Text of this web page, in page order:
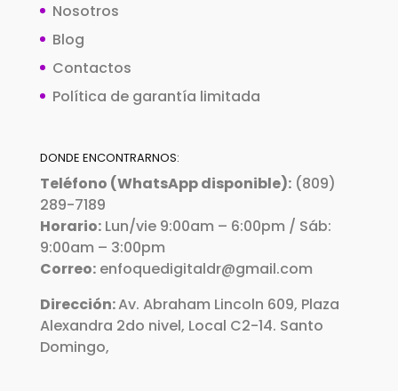
Nosotros
Blog
Contactos
Política de garantía limitada
DONDE ENCONTRARNOS:
Teléfono (WhatsApp disponible):(809)
289-7189
Horario:Lun/vie 9:00am – 6:00pm / Sáb:
9:00am – 3:00pm
Correo:enfoquedigitaldr@gmail.com
Dirección:Av. Abraham Lincoln 609, Plaza
Alexandra 2do nivel, Local C2-14. Santo
Domingo,